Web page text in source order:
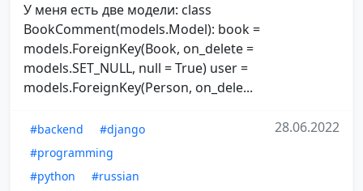
У меня есть две модели: class
BookComment(models.Model): book =
models.ForeignKey(Book, on_delete =
models.SET_NULL, null = True) user =
models.ForeignKey(Person, on_dele...
#backend
#django
#programming
#python
#russian
28.06.2022